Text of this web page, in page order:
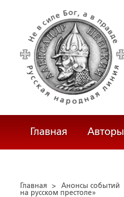
Главная Авторы
Главная > Анонсы событий
на русском престоле»